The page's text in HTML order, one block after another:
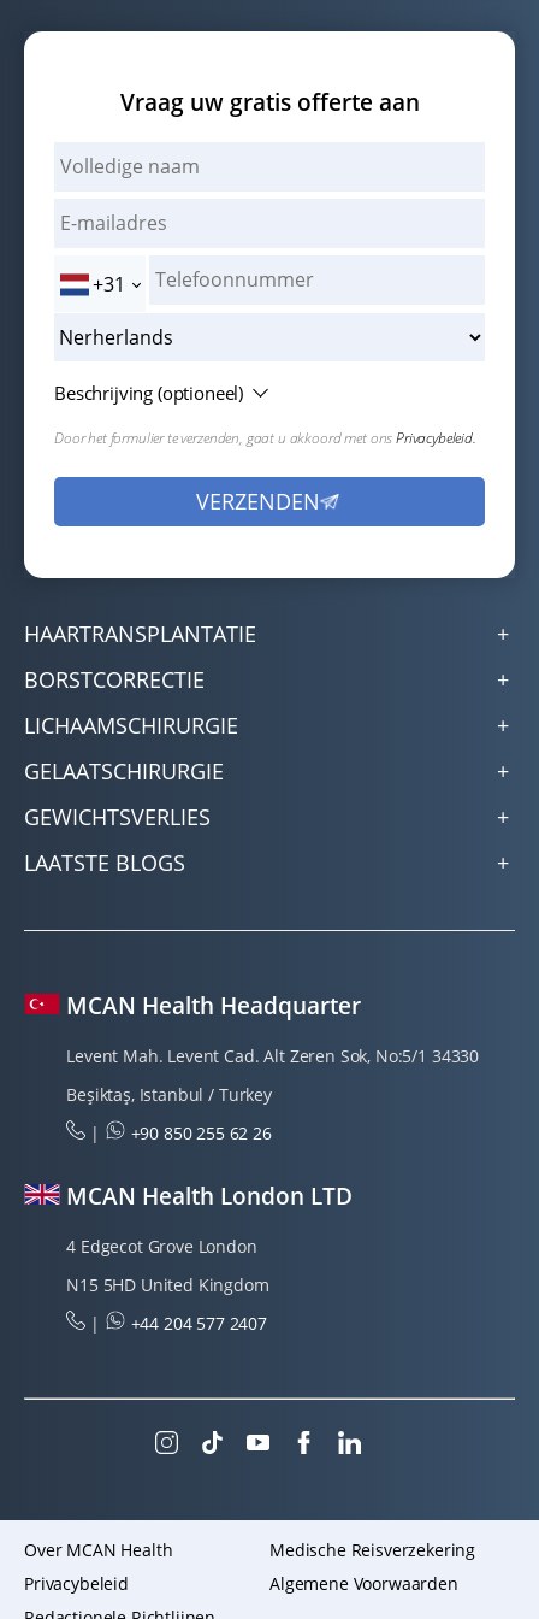
Vraag uw gratis offerte aan
+31
Beschrijving (optioneel)
Door het formulier te verzenden, gaat u akkoord met onsPrivacybeleid.
HAARTRANSPLANTATIE
BORSTCORRECTIE
LICHAAMSCHIRURGIE
GELAATSCHIRURGIE
GEWICHTSVERLIES
LAATSTE BLOGS
MCAN Health Headquarter
Levent Mah. Levent Cad. Alt Zeren Sok, No:5/1 34330
Beşiktaş, Istanbul / Turkey
|
+90 850 255 62 26
MCAN Health London LTD
4 Edgecot Grove London
N15 5HD United Kingdom
|
+44 204 577 2407
Over MCAN Health
Medische Reisverzekering
Privacybeleid
Algemene Voorwaarden